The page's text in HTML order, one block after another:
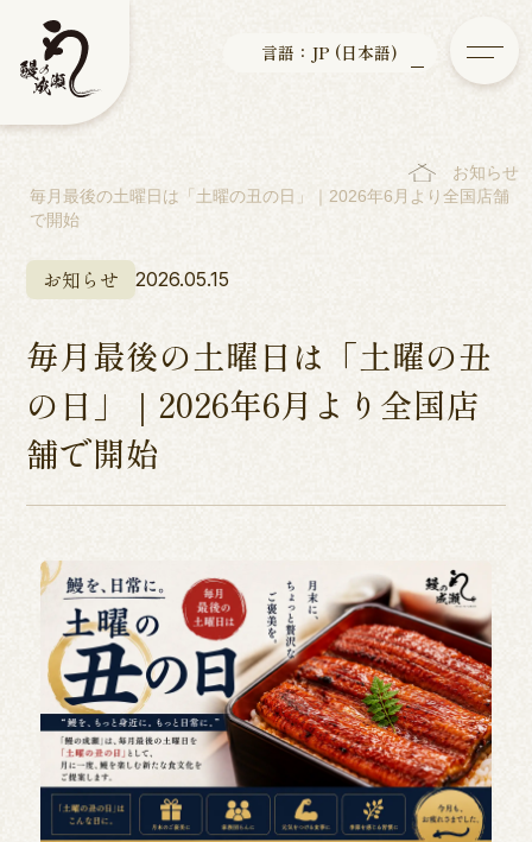
言語：JP (日本語)
お知らせ
毎月最後の土曜日は「土曜の丑の日」｜2026年6月より全国店舗
で開始
お知らせ 2026.05.15
毎月最後の土曜日は「土曜の丑
の日」｜2026年6月より全国店
舗で開始